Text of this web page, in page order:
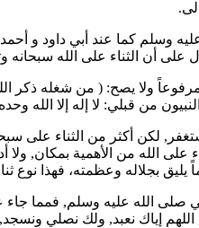
وسلم كما عند أبي داود و أحمد
على أن الثناء على الله سبحانه
ولا يصح: ( من شغله ذكر
من قبلي: لا إله إلا الله
لكن أكثر من الثناء
على الله من الأهمية بمكان,
يليق بجلاله وعظمته، فهذا نوع
صلى الله عليه وسلم, فمما
إياك نعبد, ولك نصلي